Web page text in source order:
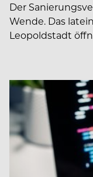
Der
Wende. Das
Leopoldstadt